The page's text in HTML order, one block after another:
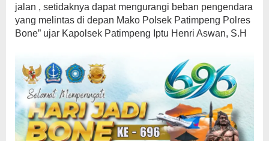
jalan , setidaknya dapat mengurangi beban pengendara
yang melintas di depan Mako Polsek Patimpeng Polres
Bone” ujar Kapolsek Patimpeng Iptu Henri Aswan, S.H